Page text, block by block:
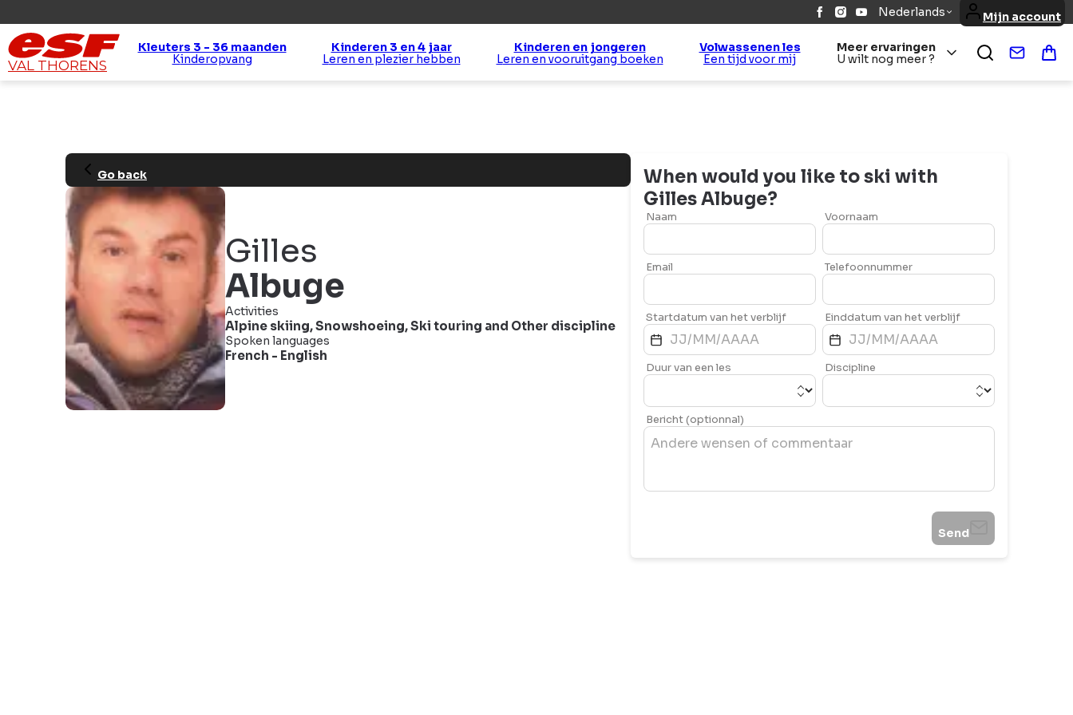
Nederlands Mijn account
VAL THORENS
Kleuters 3 - 36 maanden
Kinderopvang
Kinderen 3 en 4 jaar
Leren en plezier hebben
Kinderen en jongeren
Leren en vooruitgang boeken
Volwassenen les
Een tijd voor mij
Meer ervaringen
U wilt nog meer ?
Go back
Gilles
Albuge
Activities
Alpine skiing,Snowshoeing,Ski touring and Other discipline
Spoken languages
French - English
When would you like to ski with
GillesAlbuge?
Naam Voornaam
Email Telefoonnummer
Startdatum van het verblijf Einddatum van het verblijf
Duur van een les Discipline
Bericht (optionnal)
Send